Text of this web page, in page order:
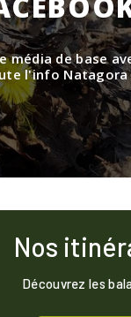
média de base
l'info Natagora
Nos
Découvrez les